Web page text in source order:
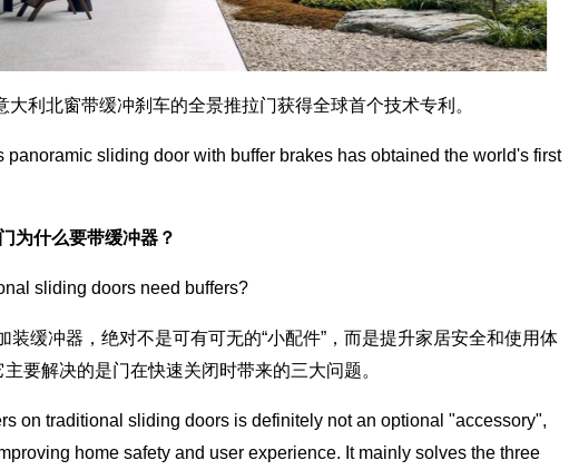
大利北窗带缓冲刹车的全景推拉门获得全球首个技术专利。
panoramic sliding door with buffer brakes has obtained the world's first
为什么要带缓冲器？
sliding doors need buffers?
装缓冲器，绝对不是可有可无的“小配件”，而是提升家居安全和使用体
主要解决的是门在快速关闭时带来的三大问题。
on traditional sliding doors is definitely not an optional "accessory",
home safety and user experience. It mainly solves the three